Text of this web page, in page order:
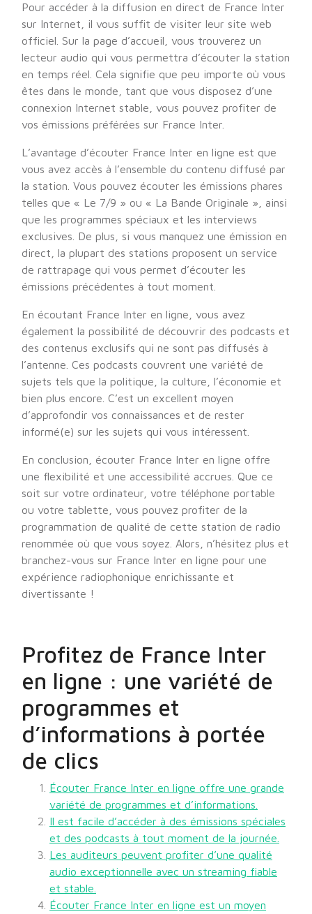
Pour accéder à la diffusion en direct de France Inter
sur Internet, il vous suffit de visiter leur site web
officiel. Sur la page d’accueil, vous trouverez un
lecteur audio qui vous permettra d’écouter la station
en temps réel. Cela signifie que peu importe où vous
êtes dans le monde, tant que vous disposez d’une
connexion Internet stable, vous pouvez profiter de
vos émissions préférées sur France Inter.
L’avantage d’écouter France Inter en ligne est que
vous avez accès à l’ensemble du contenu diffusé par
la station. Vous pouvez écouter les émissions phares
telles que « Le 7/9 » ou « La Bande Originale », ainsi
que les programmes spéciaux et les interviews
exclusives. De plus, si vous manquez une émission en
direct, la plupart des stations proposent un service
de rattrapage qui vous permet d’écouter les
émissions précédentes à tout moment.
En écoutant France Inter en ligne, vous avez
également la possibilité de découvrir des podcasts et
des contenus exclusifs qui ne sont pas diffusés à
l’antenne. Ces podcasts couvrent une variété de
sujets tels que la politique, la culture, l’économie et
bien plus encore. C’est un excellent moyen
d’approfondir vos connaissances et de rester
informé(e) sur les sujets qui vous intéressent.
En conclusion, écouter France Inter en ligne offre
une flexibilité et une accessibilité accrues. Que ce
soit sur votre ordinateur, votre téléphone portable
ou votre tablette, vous pouvez profiter de la
programmation de qualité de cette station de radio
renommée où que vous soyez. Alors, n’hésitez plus et
branchez-vous sur France Inter en ligne pour une
expérience radiophonique enrichissante et
divertissante !
Profitez de France Inter
en ligne : une variété de
programmes et
d’informations à portée
de clics
Écouter France Inter en ligne offre une grande
variété de programmes et d’informations.
Il est facile d’accéder à des émissions spéciales
et des podcasts à tout moment de la journée.
Les auditeurs peuvent profiter d’une qualité
audio exceptionnelle avec un streaming fiable
et stable.
Écouter France Inter en ligne est un moyen